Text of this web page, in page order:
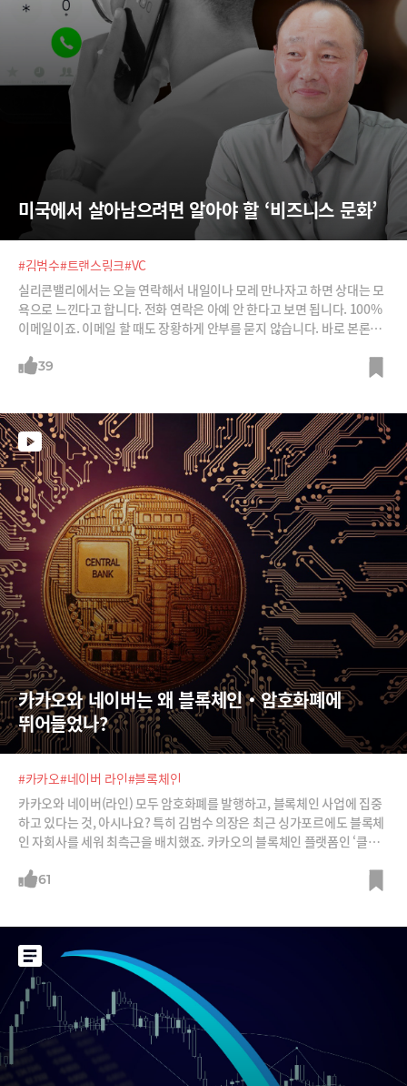
미국에서 살아남으려면 알아야 할 ‘비즈니스 문화’
#김범수#트랜스링크#VC
실리콘밸리에서는 오늘 연락해서 내일이나 모레 만나자고 하면 상대는 모
욕으로 느낀다고 합니다. 전화 연락은 아예 안 한다고 보면 됩니다. 100%
이메일이죠. 이메일 할 때도 장황하게 안부를 묻지 않습니다. 바로 본론입
미국에서 일하기 위해 알아야 할 비즈니스 문화를 실리콘밸리의 벤처캐피
39
카카오와 네이버는 왜 블록체인‧암호화폐에
뛰어들었나?
#카카오#네이버 라인#블록체인
카카오와 네이버(라인) 모두 암호화폐를 발행하고, 블록체인 사업에 집중
하고 있다는 것, 아시나요? 특히 김범수 의장은 최근 싱가포르에도 블록체
인 자회사를 세워 최측근을 배치했죠. 카카오의 블록체인 플랫폼인 ‘클레
가 왜 블록체인과 암호화폐로 어떤 그림을 그리려는지 보시죠.
61